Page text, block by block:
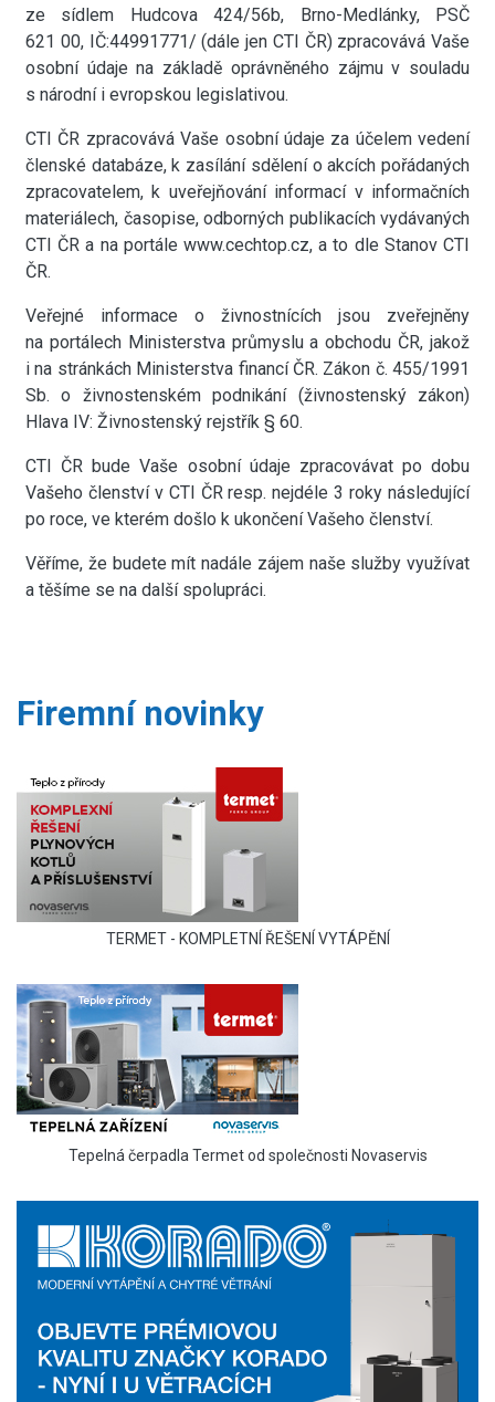
ze sídlem Hudcova 424/56b, Brno-Medlánky, PSČ
621 00, IČ:44991771/ (dále jen CTI ČR) zpracovává Vaše
osobní údaje na základě oprávněného zájmu v souladu
s národní i evropskou legislativou.
CTI ČR zpracovává Vaše osobní údaje za účelem vedení
členské databáze, k zasílání sdělení o akcích pořádaných
zpracovatelem, k uveřejňování informací v informačních
materiálech, časopise, odborných publikacích vydávaných
CTI ČR a na portále www.cechtop.cz, a to dle Stanov CTI
ČR.
Veřejné informace o živnostnících jsou zveřejněny
na portálech Ministerstva průmyslu a obchodu ČR, jakož
i na stránkách Ministerstva financí ČR. Zákon č. 455/1991
Sb. o živnostenském podnikání (živnostenský zákon)
Hlava IV: Živnostenský rejstřík § 60.
CTI ČR bude Vaše osobní údaje zpracovávat po dobu
Vašeho členství v CTI ČR resp. nejdéle 3 roky následující
po roce, ve kterém došlo k ukončení Vašeho členství.
Věříme, že budete mít nadále zájem naše služby využívat
a těšíme se na další spolupráci.
Firemní novinky
TERMET - KOMPLETNÍ ŘEŠENÍ VYTÁPĚNÍ
Tepelná čerpadla Termet od společnosti Novaservis